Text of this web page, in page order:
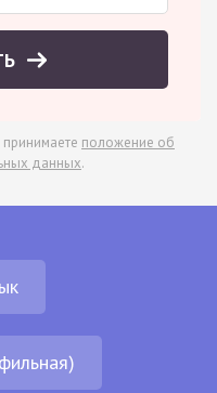
положение об
данных.